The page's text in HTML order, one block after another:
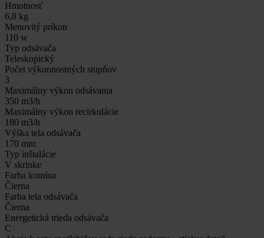
Hmotnosť
6,8 kg
Menovitý príkon
110 w
Typ odsávača
Teleskopický
Počet výkonnostných stupňov
3
Maximálny výkon odsávania
350 m3/h
Maximálny výkon recirkulácie
180 m3/h
Výška tela odsávača
170 mm
Typ inštalácie
V skrinke
Farba komína
Čierna
Farba tela odsávača
Čierna
Energetická trieda odsávača
C